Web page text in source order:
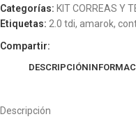
Categorías: KIT CORREAS Y
Etiquetas: 2.0 tdi, amarok,
Compartir:
DESCRIPCIÓN
Descripción